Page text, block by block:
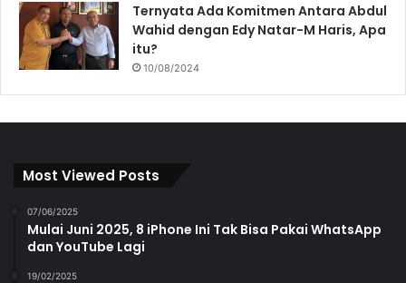
Ternyata Ada Komitmen Antara Abdul
Wahid dengan Edy Natar-M Haris, Apa
itu?
10/08/2024
Most Viewed Posts
07/06/2025
Mulai Juni 2025, 8 iPhone Ini Tak Bisa Pakai WhatsApp
dan YouTube Lagi
19/02/2025